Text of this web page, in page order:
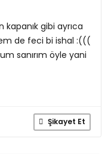
kapanık gibi ayrıca
de feci bi ishal :(((
sanırım öyle yani
Şikayet Et